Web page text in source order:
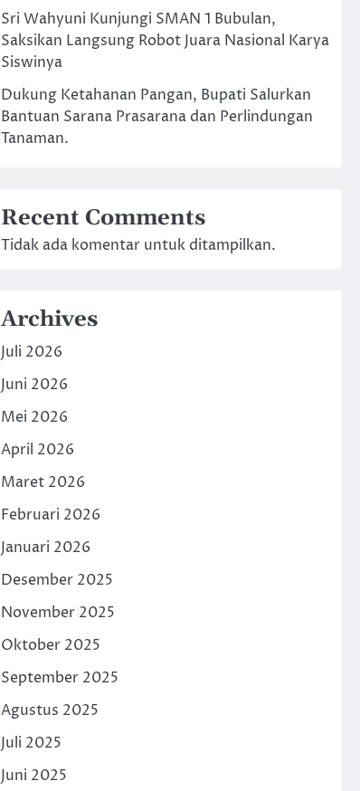
Sri Wahyuni Kunjungi SMAN 1 Bubulan,
Saksikan Langsung Robot Juara Nasional Karya
Siswinya
Dukung Ketahanan Pangan, Bupati Salurkan
Bantuan Sarana Prasarana dan Perlindungan
Tanaman.
Recent Comments
Tidak ada komentar untuk ditampilkan.
Archives
Juli 2026
Juni 2026
Mei 2026
April 2026
Maret 2026
Februari 2026
Januari 2026
Desember 2025
November 2025
Oktober 2025
September 2025
Agustus 2025
Juli 2025
Juni 2025